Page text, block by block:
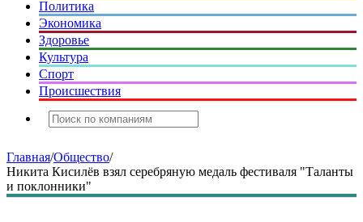
Политика
Экономика
Здоровье
Культура
Спорт
Происшествия
Главная/Общество/
Никита Кисилёв взял серебряную медаль фестиваля "Таланты
и поклонники"